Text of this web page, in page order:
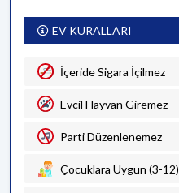
EV KURALLARI
İçeride Sigara İçilmez
Evcil Hayvan Giremez
Parti Düzenlenemez
Çocuklara Uygun (3-12)